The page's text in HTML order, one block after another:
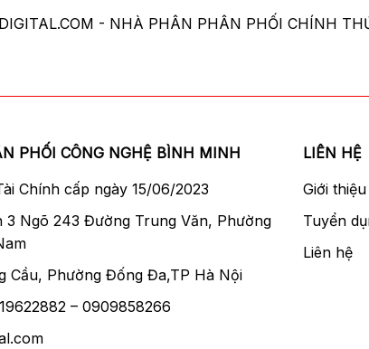
- NHÀ PHÂN PHÂN PHỐI CHÍNH
PHỐI CÔNG NGHỆ BÌNH MINH
Chính cấp ngày 15/06/2023
Ngõ 243 Đường Trung Văn, Phường
Cầu, Phường Đống Đa,TP Hà Nội
– 0909858266
LIÊN HỆ
Giới thiệu
Tuyển
Liên hệ